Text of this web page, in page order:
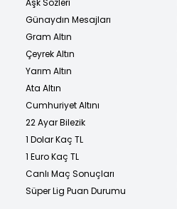
Günaydın Mesajları
Gram Altın
Çeyrek Altın
Yarım Altın
Ata Altın
Cumhuriyet Altını
22 Ayar Bilezik
1 Dolar Kaç TL
1 Euro Kaç TL
Canlı Maç Sonuçları
Süper Lig Puan Durumu